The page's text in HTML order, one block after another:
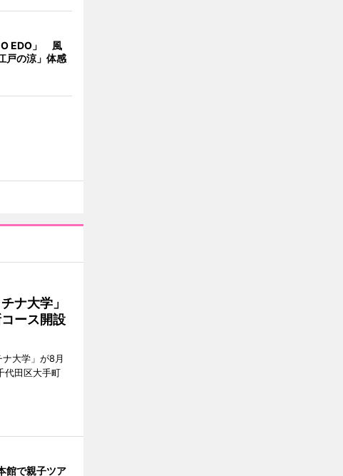
EDO」 風
戸の涼」体感
ナ大学」
ース開設
大学」が8月
代田区大手町
館で親子ツア